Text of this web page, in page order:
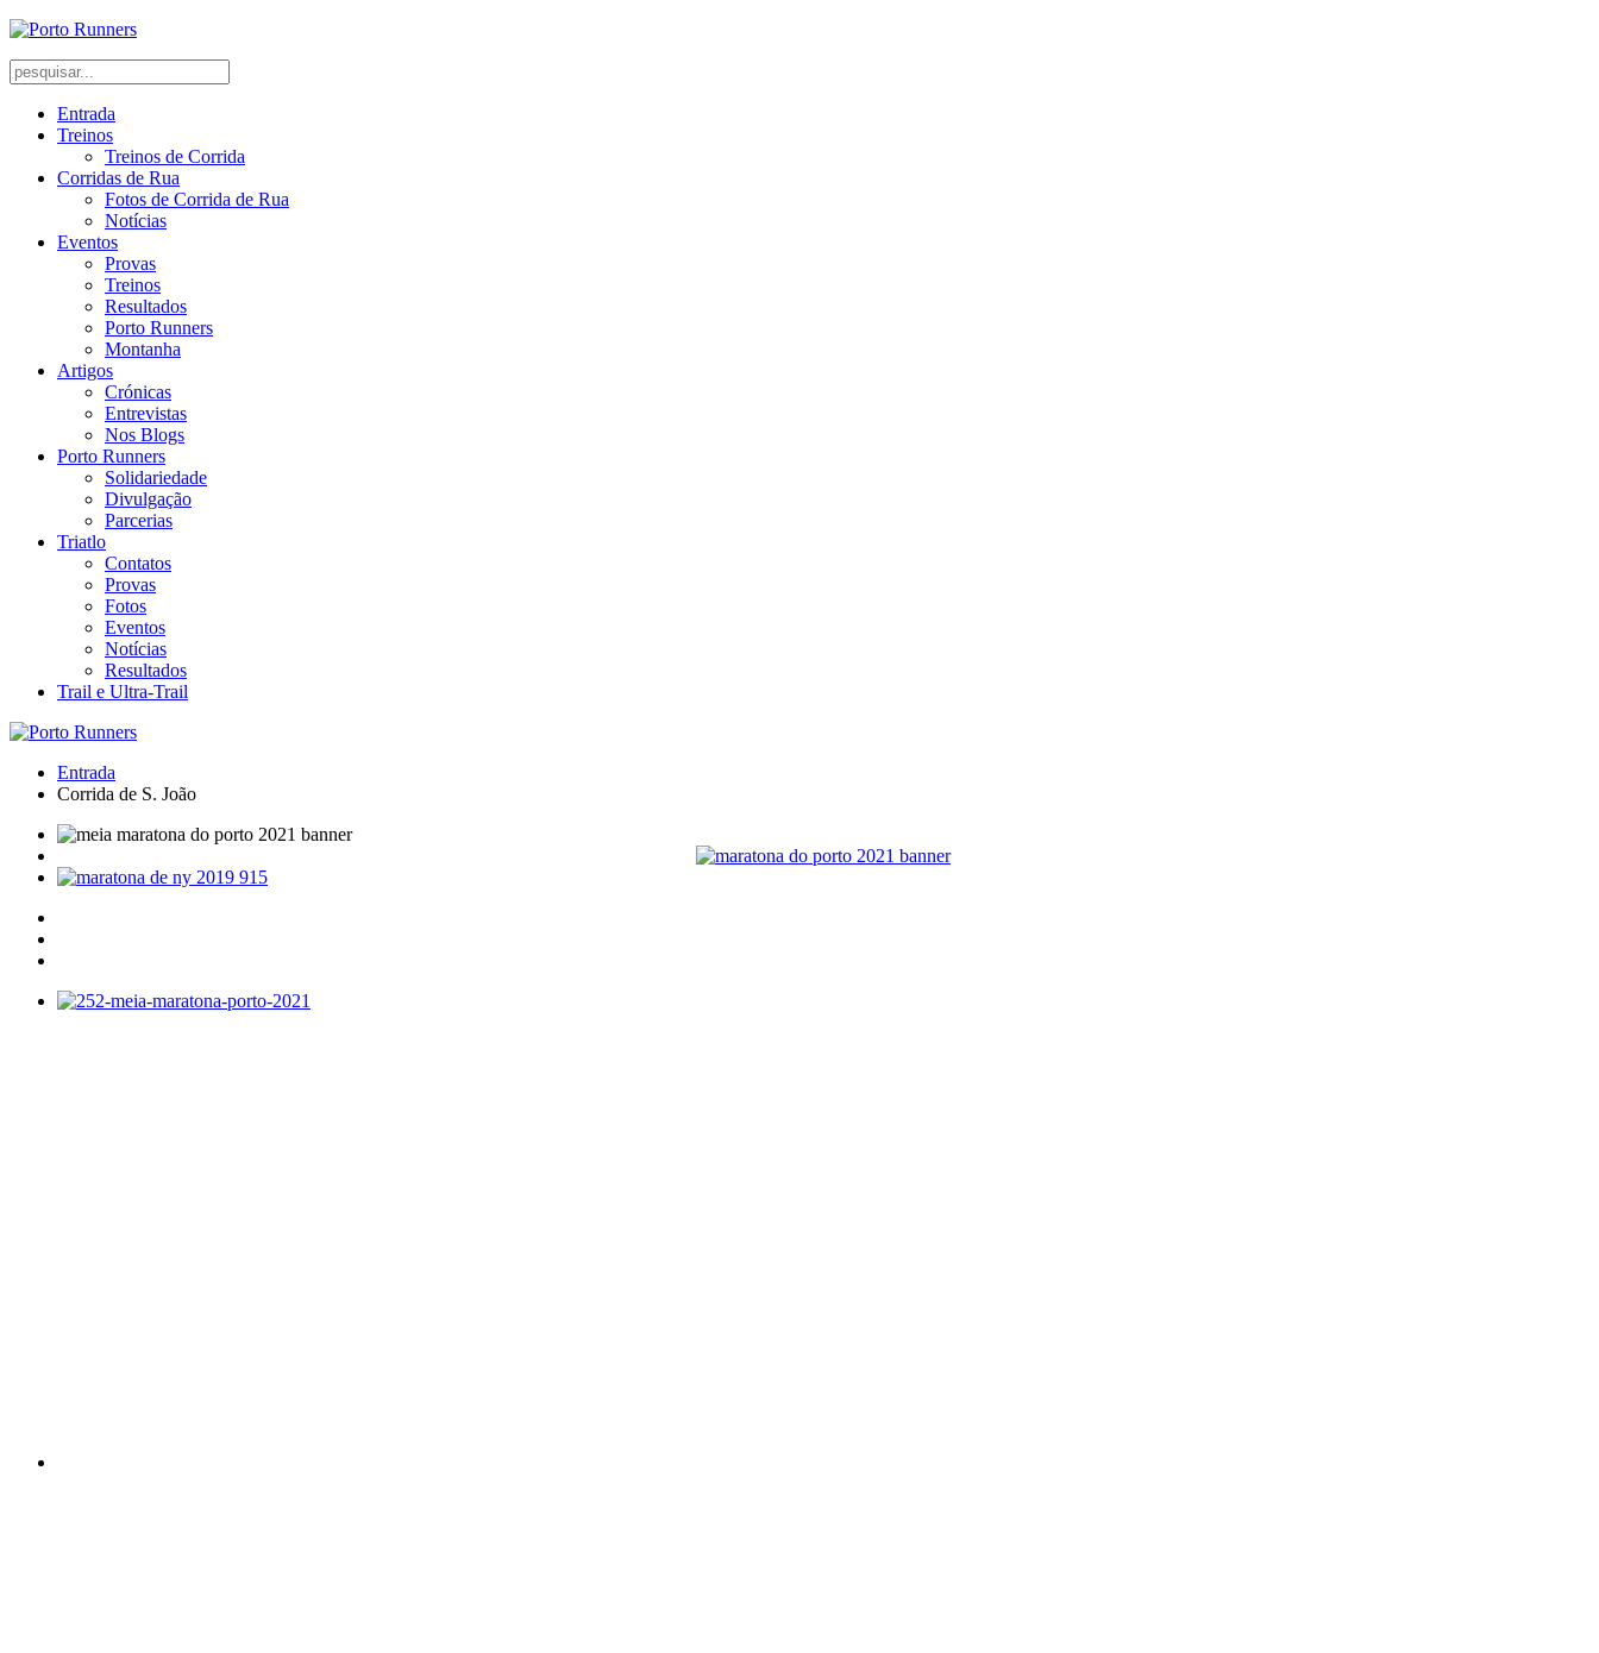
Entrada
Treinos
Treinos de Corrida
Corridas de Rua
Fotos de Corrida de Rua
Notícias
Eventos
Provas
Treinos
Resultados
Porto Runners
Montanha
Artigos
Crónicas
Entrevistas
Nos Blogs
Porto Runners
Solidariedade
Divulgação
Parcerias
Triatlo
Contatos
Provas
Fotos
Eventos
Notícias
Resultados
Trail e Ultra-Trail
Entrada
Corrida de S. João